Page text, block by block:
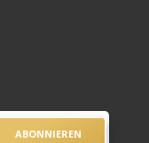
ABONNIEREN